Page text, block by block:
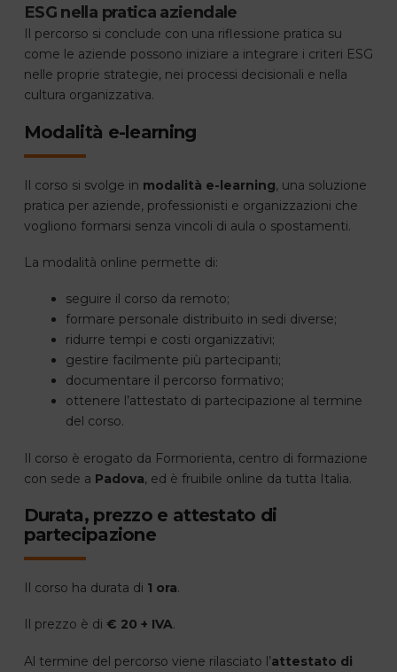
ESG nella pratica aziendale
Il percorso si conclude con una riflessione pratica su
come le aziende possono iniziare a integrare i criteri ESG
nelle proprie strategie, nei processi decisionali e nella
cultura organizzativa.
Modalità e-learning
Il corso si svolge in modalità e-learning, una soluzione
pratica per aziende, professionisti e organizzazioni che
vogliono formarsi senza vincoli di aula o spostamenti.
La modalità online permette di:
seguire il corso da remoto;
formare personale distribuito in sedi diverse;
ridurre tempi e costi organizzativi;
gestire facilmente più partecipanti;
documentare il percorso formativo;
ottenere l’attestato di partecipazione al termine
del corso.
Il corso è erogato da Formorienta, centro di formazione
con sede a Padova, ed è fruibile online da tutta Italia.
Durata, prezzo e attestato di
partecipazione
Il corso ha durata di 1 ora.
Il prezzo è di € 20 + IVA.
Al termine del percorso viene rilasciato l’attestato di